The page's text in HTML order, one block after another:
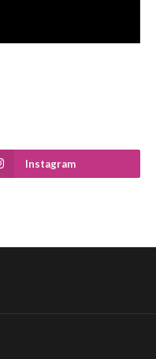
Instagram